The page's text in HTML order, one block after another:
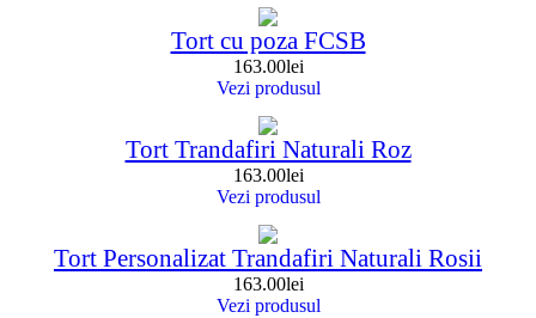
Tort cu poza FCSB
163.00lei
Vezi produsul
Tort Trandafiri Naturali Roz
163.00lei
Vezi produsul
Tort Personalizat Trandafiri Naturali Rosii
163.00lei
Vezi produsul